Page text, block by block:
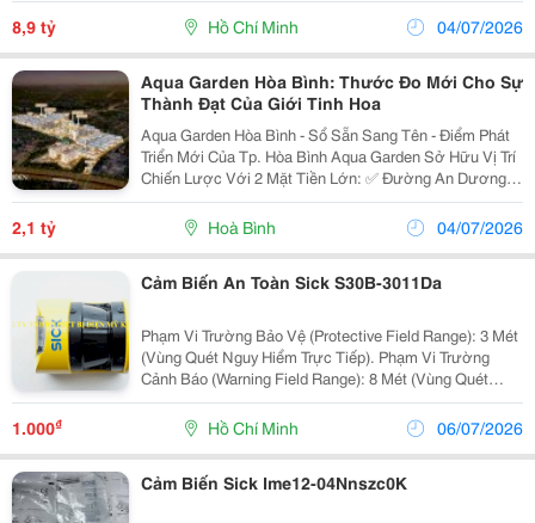
- Vị Trí : Đường An Dương Vương, Phường 4, Quận...
8,9 tỷ Hồ Chí Minh 04/07/2026
Aqua Garden Hòa Bình: Thước Đo Mới Cho Sự
Thành Đạt Của Giới Tinh Hoa
Aqua Garden Hòa Bình - Sổ Sẵn Sang Tên - Điểm Phát
Triển Mới Của Tp. Hòa Bình Aqua Garden Sở Hữu Vị Trí
Chiến Lược Với 2 Mặt Tiền Lớn: ✅ Đường An Dương
Vương ✅ Quốc Lộ 6 Từ Dự Án Dễ Dàng Kết Nối Hà Nội,
Cao Tốc Hòa Lạc &Ndash; Hòa Bình Và...
2,1 tỷ Hoà Bình 04/07/2026
Cảm Biến An Toàn Sick S30B-3011Da
Phạm Vi Trường Bảo Vệ (Protective Field Range): 3 Mét
(Vùng Quét Nguy Hiểm Trực Tiếp). Phạm Vi Trường
Cảnh Báo (Warning Field Range): 8 Mét (Vùng Quét
Cảnh Báo Giảm Tốc). Phạm Vi Đo Khoảng Cách Tối Đa
(Distance Measuring Range): 30 Mét. Góc...
1.000₫ Hồ Chí Minh 06/07/2026
Cảm Biến Sick Ime12-04Nnszc0K